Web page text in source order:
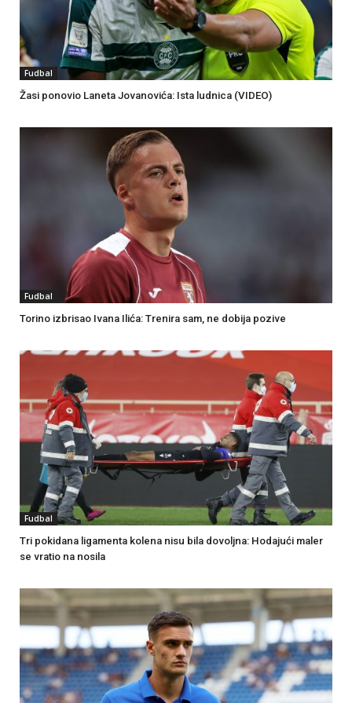
Fudbal
Žasi ponovio Laneta Jovanovića: Ista ludnica (VIDEO)
Fudbal
Torino izbrisao Ivana Ilića: Trenira sam, ne dobija pozive
Fudbal
Tri pokidana ligamenta kolena nisu bila dovoljna: Hodajući maler
se vratio na nosila